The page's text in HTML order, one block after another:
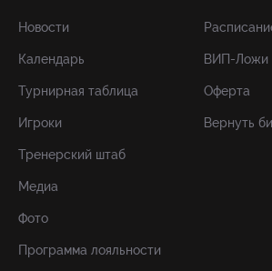
Новости
Календарь
Турнирная таблица
Игроки
Тренерский штаб
Медиа
Фото
Программа лояльности
ВИП-Ложи
Оферта
Вернуть